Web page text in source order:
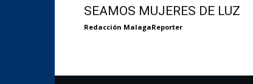
SEAMOS MUJERES DE LUZ
Redacción MalagaReporter